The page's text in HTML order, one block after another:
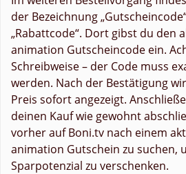
der Bezeichnung
„Rabattcode“. Dort gibst du den
animation Gutscheincode ein.
Schreibweise – der Code muss
werden. Nach der Bestätigung
Preis sofort angezeigt.
deinen Kauf wie gewohnt
vorher auf Boni.tv nach einem
animation Gutschein zu suchen,
Sparpotenzial zu verschenken.